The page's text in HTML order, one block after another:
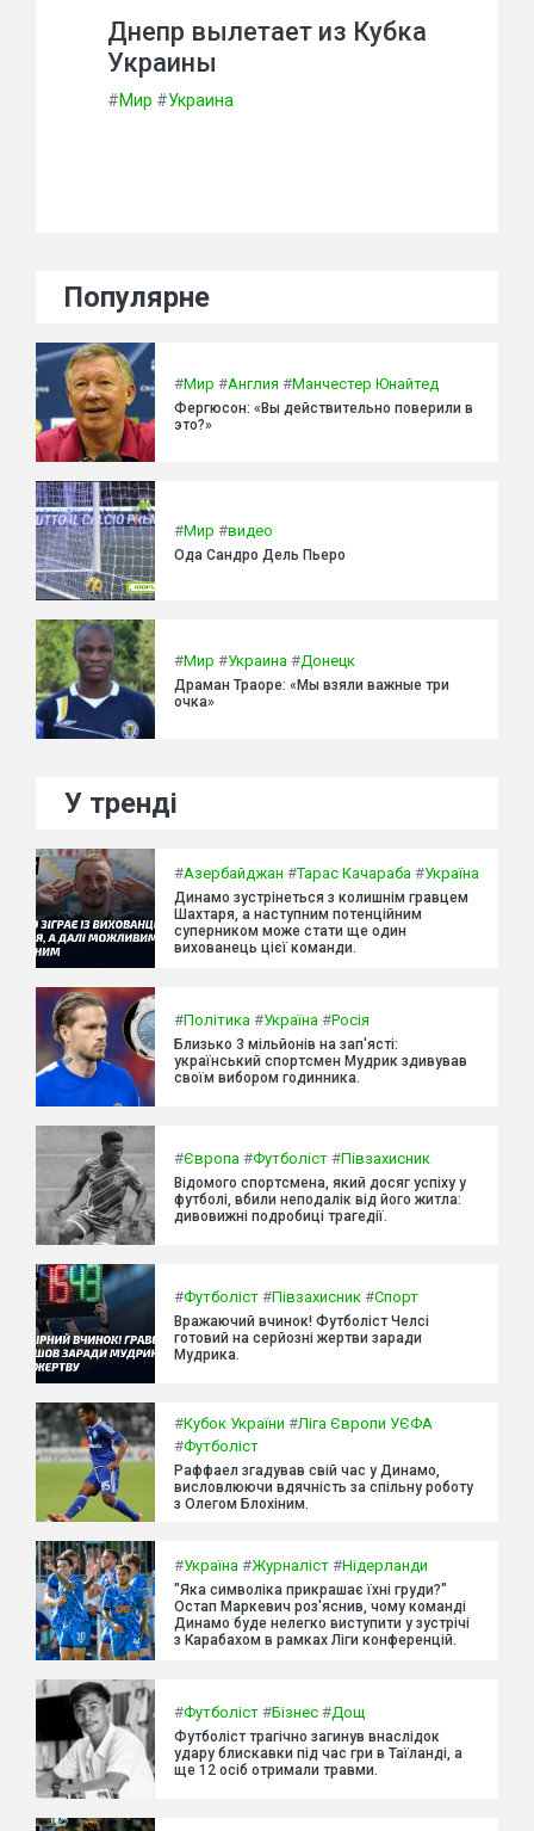
Днепр вылетает из Кубка
Украины
#Мир #Украина
Популярне
#Мир #Англия #Манчестер Юнайтед
Фергюсон: «Вы действительно поверили в
это?»
#Мир #видео
Ода Сандро Дель Пьеро
#Мир #Украина #Донецк
Драман Траоре: «Мы взяли важные три
очка»
У тренді
#Азербайджан #Тарас Качараба #Україна
Динамо зустрінеться з колишнім гравцем
Шахтаря, а наступним потенційним
суперником може стати ще один
вихованець цієї команди.
#Політика #Україна #Росія
Близько 3 мільйонів на зап'ясті:
український спортсмен Мудрик здивував
своїм вибором годинника.
#Європа #Футболіст #Півзахисник
Відомого спортсмена, який досяг успіху у
футболі, вбили неподалік від його житла:
дивовижні подробиці трагедії.
#Футболіст #Півзахисник #Спорт
Вражаючий вчинок! Футболіст Челсі
готовий на серйозні жертви заради
Мудрика.
#Кубок України #Ліга Європи УЄФА
#Футболіст
Раффаел згадував свій час у Динамо,
висловлюючи вдячність за спільну роботу
з Олегом Блохіним.
#Україна #Журналіст #Нідерланди
"Яка символіка прикрашає їхні груди?"
Остап Маркевич роз'яснив, чому команді
Динамо буде нелегко виступити у зустрічі
з Карабахом в рамках Ліги конференцій.
#Футболіст #Бізнес #Дощ
Футболіст трагічно загинув внаслідок
удару блискавки під час гри в Таїланді, а
ще 12 осіб отримали травми.